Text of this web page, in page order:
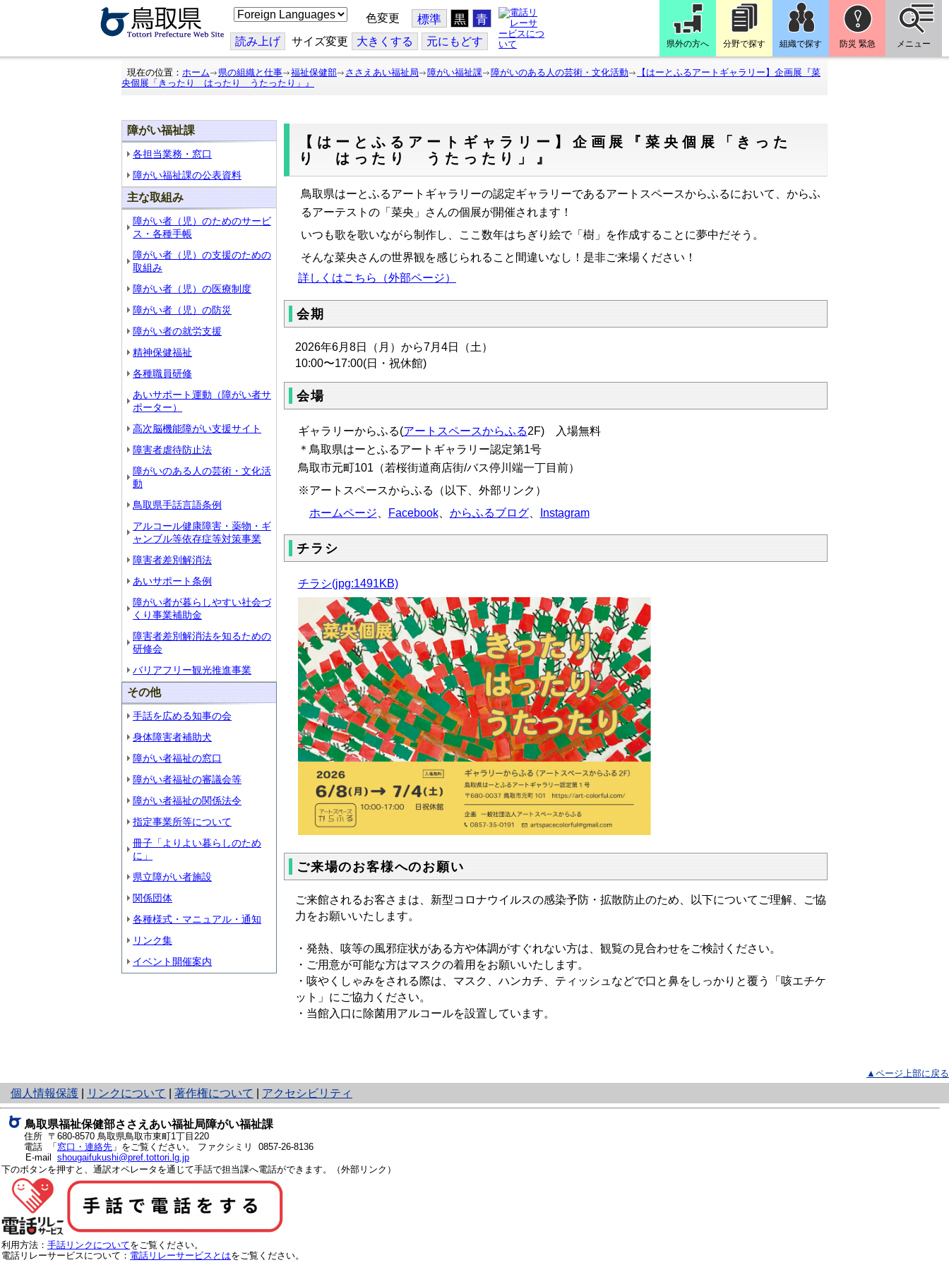
こ
の
ジ
を
翻
訳
色変更 標準 黒 青
読み上げ サイズ変更 大きくする 元にもどす 県外の方へ 分野で探す 組織で探す 防災 緊急 メニュー
現在の位置： ホーム 県の組織と仕事 福祉保健部 ささえあい福祉局 障がい福祉課 障がいのある人の芸術・文化活動
【はーとふるアートギャラリー】企画展『菜
央個展「きったり はったり うたったり」』
障がい福祉課
各担当業務・窓口
障がい福祉課の公表資料
主な取組み
障がい者（児）のためのサービ
ス・各種手帳
障がい者（児）の支援のための
取組み
障がい者（児）の医療制度
障がい者（児）の防災
障がい者の就労支援
精神保健福祉
各種職員研修
あいサポート運動（障がい者サ
ポーター）
高次脳機能障がい支援サイト
障害者虐待防止法
障がいのある人の芸術・文化活
動
鳥取県手話言語条例
アルコール健康障害・薬物・ギ
ャンブル等依存症等対策事業
障害者差別解消法
あいサポート条例
障がい者が暮らしやすい社会づ
くり事業補助金
障害者差別解消法を知るための
研修会
バリアフリー観光推進事業
その他
手話を広める知事の会
身体障害者補助犬
障がい者福祉の窓口
障がい者福祉の審議会等
障がい者福祉の関係法令
指定事業所等について
冊子「よりよい暮らしのため
に」
県立障がい者施設
関係団体
各種様式・マニュアル・通知
リンク集
イベント開催案内
【はーとふるアートギャラリー】企画展『菜央個展「きった
り はったり うたったり」』
鳥取県はーとふるアートギャラリーの認定ギャラリーであるアートスペースからふるにおいて、からふ
るアーテストの「菜央」さんの個展が開催されます！
いつも歌を歌いながら制作し、ここ数年はちぎり絵で「樹」を作成することに夢中だそう。
そんな菜央さんの世界観を感じられること間違いなし！是非ご来場ください！
詳しくはこちら（外部ページ）
会期
2026年6月8日（月）から7月4日（土）
10:00〜17:00(日・祝休館)
会場
ギャラリーからふる(アートスペースからふる2F)
入場無料
＊鳥取県はーとふるアートギャラリー認定第1号
鳥取市元町101（若桜街道商店街/バス停川端一丁目前）
※アートスペースからふる（以下、外部リンク）
ホームページ
Facebook、 からふるブログ、 Instagram
チラシ
チラシ(jpg:1491KB)
ご来場のお客様へのお願い
ご来館されるお客さまは、新型コロナウイルスの感染予防・拡散防止のため、以下についてご理解、ご協
力をお願いいたします。
・発熱、咳等の風邪症状がある方や体調がすぐれない方は、観覧の見合わせをご検討ください。
・ご用意が可能な方はマスクの着用をお願いいたします。
・咳やくしゃみをされる際は、マスク、ハンカチ、ティッシュなどで口と鼻をしっかりと覆う「咳エチケ
ット」にご協力ください。
・当館入口に除菌用アルコールを設置しています。
▲ページ上部に戻る
個人情報保護
と
り
ネ
ッ
ト
へ
の
リンクについて 著作権について アクセシビリティ
鳥取県福祉保健部ささえあい福祉局障がい福祉課
住所 〒680-8570 鳥取県鳥取市東町1丁目220
電話 「窓口・連絡先 」をご覧ください。
ファクシミリ 0857-26-8136
E-mail shougaifukushi@pref.tottori.lg.jp
下のボタンを押すと、通訳オペレータを通じて手話で担当課へ電話ができます。（外部リンク）
利用方法： 手話リンクについてをご覧ください。
電話リレーサービスについて： 電話リレーサービスとはをご覧ください。